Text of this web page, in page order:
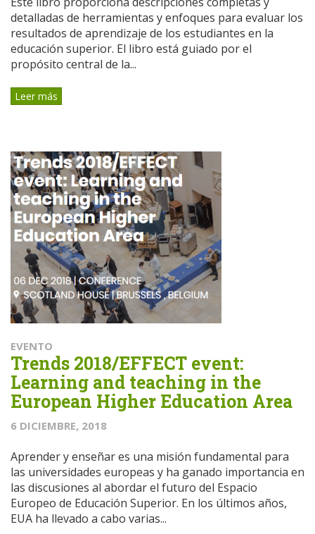
detalladas de herramientas y enfoques para evaluar los
resultados de aprendizaje de los estudiantes en la
educación superior. El libro está guiado por el
propósito central de la...
Leer más
EVENTO
Trends 2018/EFFECT event:
Learning and teaching in the
European Higher Education Area
6 DICIEMBRE, 2018
Aprender y enseñar es una misión fundamental para
las universidades europeas y ha ganado importancia en
las discusiones al abordar el futuro del Espacio
Europeo de Educación Superior. En los últimos años,
EUA ha llevado a cabo varias...